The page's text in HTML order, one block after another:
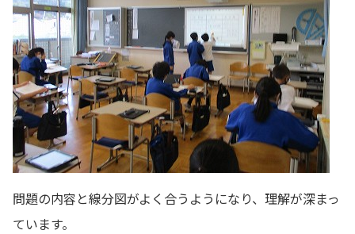
問題の内容と線分図がよく合うようになり、理解が深まっ
ています。